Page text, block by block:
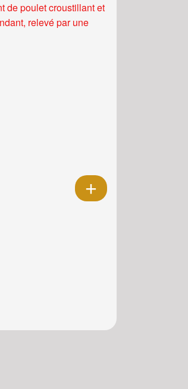
de poulet croustillant et
relevé par une